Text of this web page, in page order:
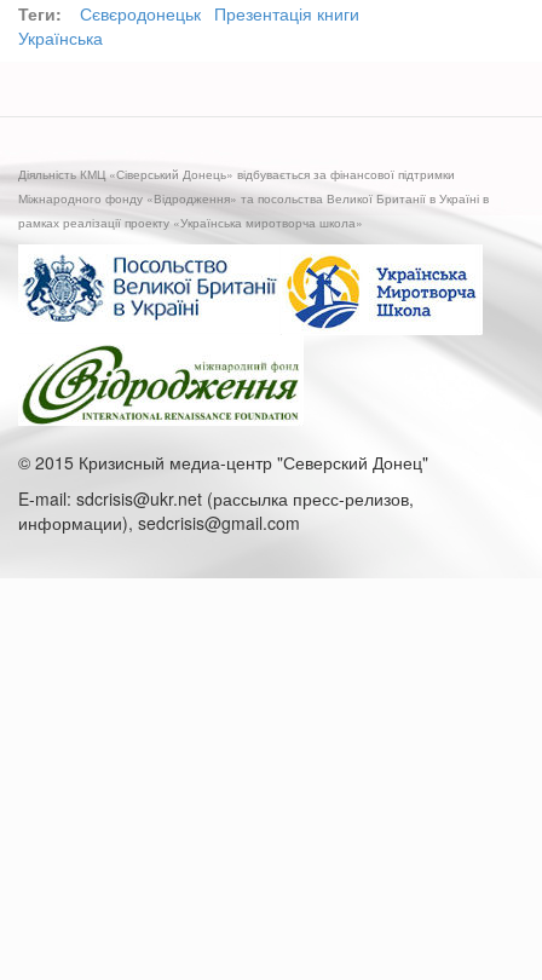
Теги:
Сєвєродонецьк Презентація книги
Українська
Діяльність КМЦ «Сіверський Донець» відбувається за фінансової підтримки
Міжнародного фонду «Відродження» та посольства Великої Британії в Україні в
рамках реалізації проекту «Українська миротворча школа»
© 2015 Кризисный медиа-центр "Северский Донец"
E-mail: sdcrisis@ukr.net (рассылка пресс-релизов,
информации), sedcrisis@gmail.com